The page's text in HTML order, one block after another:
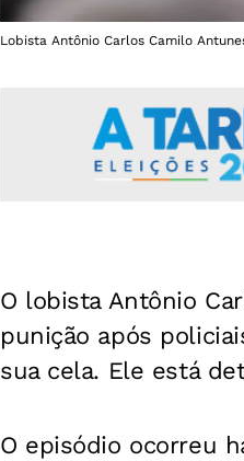
Lobista Antônio Carlos Camilo
O lobista Antônio
punição após
sua cela. Ele está
O episódio ocorreu